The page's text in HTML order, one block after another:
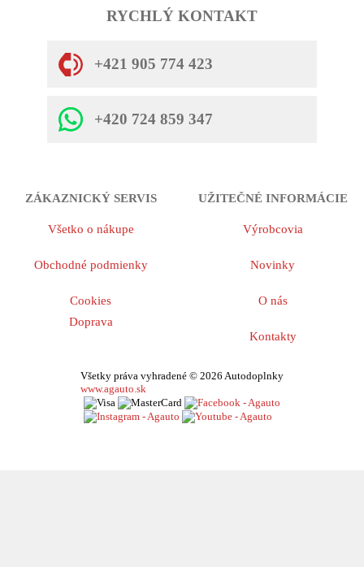
RYCHLÝ KONTAKT
+421 905 774 423
+420 724 859 347
ZÁKAZNICKÝ SERVIS
Všetko o nákupe
Obchodné podmienky
Cookies
Doprava
UŽITEČNÉ INFORMÁCIE
Výrobcovia
Novinky
O nás
Kontakty
Všetky práva vyhradené © 2026 Autodoplnky
www.agauto.sk